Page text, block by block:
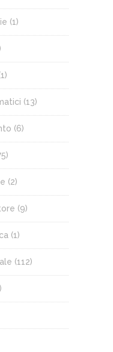
(1)
(13)
(6)
(2)
(9)
(1)
(112)